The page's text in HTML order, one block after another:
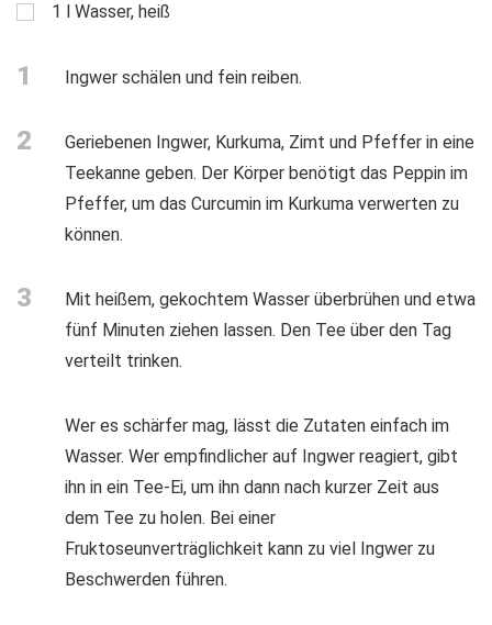
1 l Wasser, heiß
1 Ingwer schälen und fein reiben.
2
Geriebenen Ingwer, Kurkuma, Zimt und Pfeffer in eine
Teekanne geben. Der Körper benötigt das Peppin im
Pfeffer, um das Curcumin im Kurkuma verwerten zu
können.
3
Mit heißem, gekochtem Wasser überbrühen und etwa
fünf Minuten ziehen lassen. Den Tee über den Tag
verteilt trinken.
Wer es schärfer mag, lässt die Zutaten einfach im
Wasser. Wer empfindlicher auf Ingwer reagiert, gibt
ihn in ein Tee-Ei, um ihn dann nach kurzer Zeit aus
dem Tee zu holen. Bei einer
Fruktoseunverträglichkeit kann zu viel Ingwer zu
Beschwerden führen.